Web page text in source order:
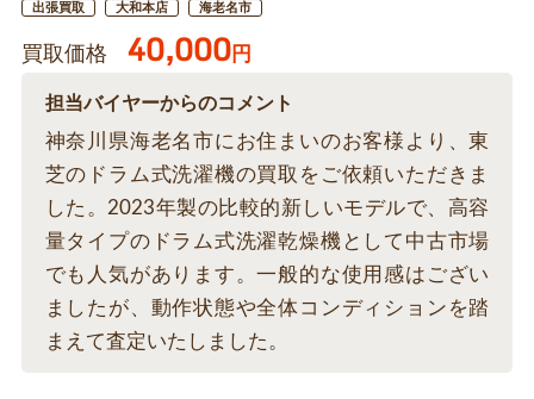
出張買取 大和本店 海老名市
買取価格 40,000円
担当バイヤーからのコメント
神奈川県海老名市にお住まいのお客様より、東
芝のドラム式洗濯機の買取をご依頼いただきま
した。2023年製の比較的新しいモデルで、高容
量タイプのドラム式洗濯乾燥機として中古市場
でも人気があります。一般的な使用感はござい
ましたが、動作状態や全体コンディションを踏
まえて査定いたしました。